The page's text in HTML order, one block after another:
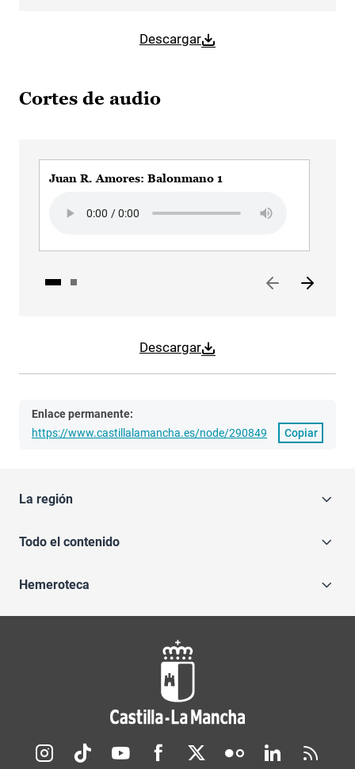
Descargar
Cortes de audio
Descargar
Juan R. Amores: Balonmano 1
Enlace permanente:
https://www.castillalamancha.es/node/290849
Copiar
La región
Todo el contenido
Hemeroteca
Redes sociales JCCM